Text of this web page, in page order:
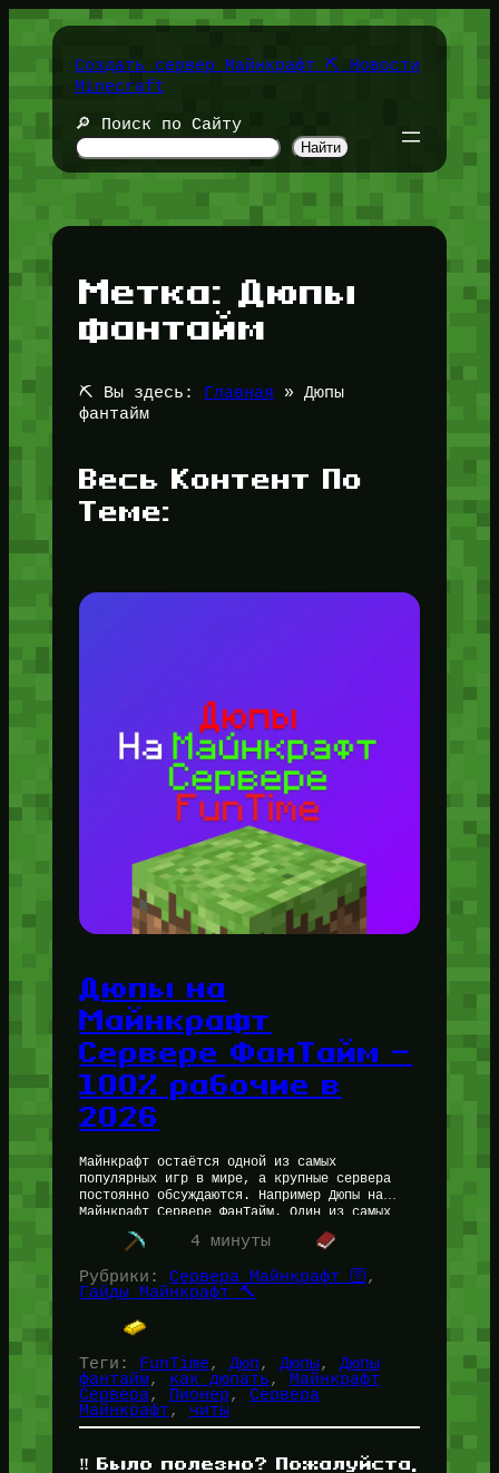
Перейти
содержимомуСоздать сервер Майнкрафт ⛏️ Новости
Minecraft
🔎 Поиск по Сайту
Найти
Метка: Дюпы
фантайм
⛏️ Вы здесь: Главная » Дюпы
фантайм
Весь Контент По
Теме:
Дюпы на
Майнкрафт
Сервере ФанТайм —
100% рабочие в
2026
Майнкрафт остаётся одной из самых
популярных игр в мире, а крупные сервера
постоянно обсуждаются. Например Дюпы на
Майнкрафт Сервере ФанТайм. Один из самых
обсуждаемых вопросов среди игроков — дюпы
(dupe-баги).…
4 минуты
Рубрики: Сервера Майнкрафт 🛜
Гайды Майнкрафт 🔨
Теги: FunTime, Дюп, Дюпы, Дюпы
фантайм, как дюпать,
Майнкрафт
Сервера, Пионер, Сервера
Майнкрафт, читы
‼️ Было полезно? Пожалуйста,